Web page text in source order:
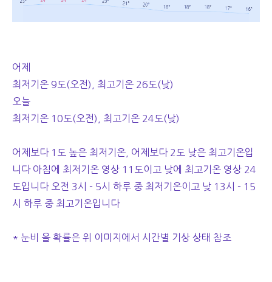
어제
최저기온 9도(오전), 최고기온 26도(낮)
오늘
최저기온 10도(오전), 최고기온 24도(낮)
어제보다 1도 높은 최저기온, 어제보다 2도 낮은 최고기온입
니다 아침에 최저기온 영상 11도이고 낮에 최고기온 영상 24
도입니다 오전 3시 - 5시 하루 중 최저기온이고 낮 13시 - 15
시 하루 중 최고기온입니다
* 눈비 올 확률은 위 이미지에서 시간별 기상 상태 참조